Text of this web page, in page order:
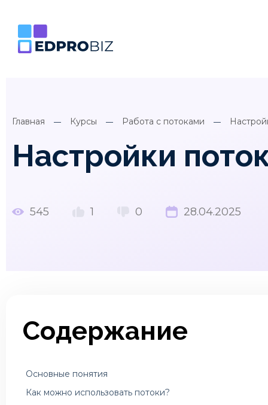
Главная Курсы Работа с потоками
Настройки
545 1 0 28.04.2025
Содержание
Основные понятия
Как можно использовать потоки?